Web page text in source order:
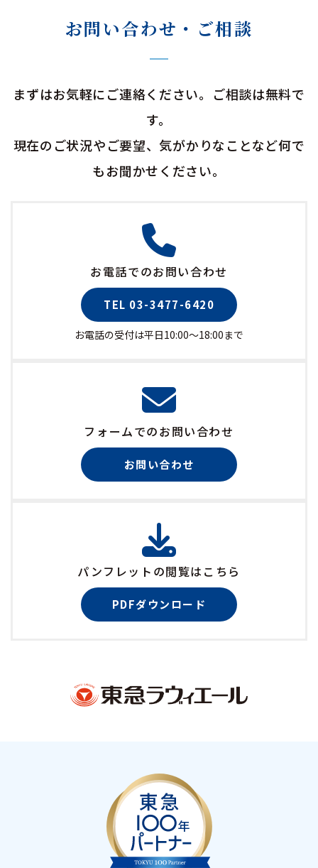
お問い合わせ・ご相談
まずはお気軽にご連絡ください。ご相談は無料で
す。
現在のご状況やご要望、気がかりなことなど何で
もお聞かせください。
お電話でのお問い合わせ
TEL 03-3477-6420
お電話の受付は平日10:00〜18:00まで
フォームでのお問い合わせ
お問い合わせ
パンフレットの閲覧はこちら
PDFダウンロード